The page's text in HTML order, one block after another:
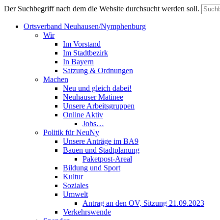
Der Suchbegriff nach dem die Website durchsucht werden soll.
Ortsverband Neuhausen/Nymphenburg
Wir
Im Vorstand
Im Stadtbezirk
In Bayern
Satzung & Ordnungen
Machen
Neu und gleich dabei!
Neuhauser Matinee
Unsere Arbeitsgruppen
Online Aktiv
Jobs…
Politik für NeuNy
Unsere Anträge im BA9
Bauen und Stadtplanung
Paketpost-Areal
Bildung und Sport
Kultur
Soziales
Umwelt
Antrag an den OV, Sitzung 21.09.2023
Verkehrswende